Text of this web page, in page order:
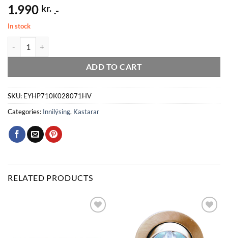
1.990 kr. .-
In stock
ADD TO CART
SKU: EYHP710K028071HV
Categories: Innilýsing, Kastarar
RELATED PRODUCTS
við á
óskalista